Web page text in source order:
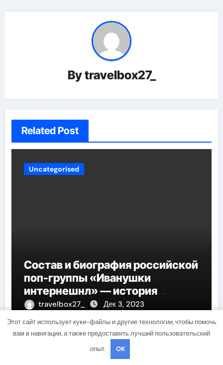
Bytravelbox27_
Related Post
Uncategorised
Состав и биография российской
поп-группы «Иванушки
интернешнл» — история
успеха, музыка и судьбы
участников
travelbox27_ Дек 3, 2023
Этот сайт использует куки-файлы и другие технологии, чтобы помочь
вам в навигации, а также предоставить лучший пользовательский
опыт.
OK